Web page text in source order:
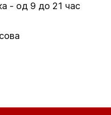
- од 9 до 21 час